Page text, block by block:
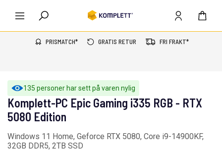
PRISMATCH* GRATIS RETUR FRI FRAKT*
135 personer har sett på varen nylig
Komplett-PC Epic Gaming i335 RGB - RTX
5080 Edition
Windows 11 Home, Geforce RTX 5080, Core i9-14900KF,
32GB DDR5, 2TB SSD